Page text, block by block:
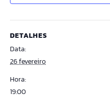
DETALHES
Data:
26 fevereiro
Hora:
19:00